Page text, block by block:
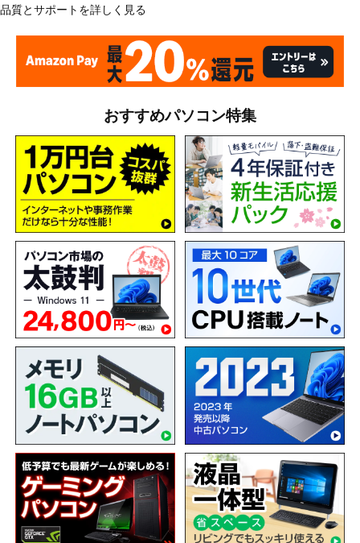
品質とサポートを詳しく見る
おすすめパソコン特集